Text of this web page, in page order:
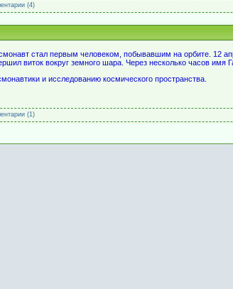
(4)
стал первым человеком, побывавшим на орбите. 12
виток вокруг земного шара. Через несколько часов имя
и исследованию космического пространства.
(1)